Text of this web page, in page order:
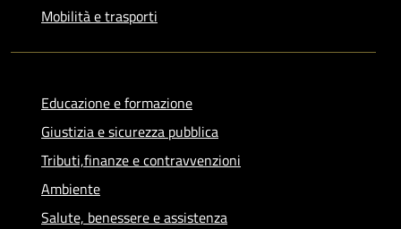
Mobilità e trasporti
Educazione e formazione
Giustizia e sicurezza pubblica
Tributi,finanze e contravvenzioni
Ambiente
Salute, benessere e assistenza